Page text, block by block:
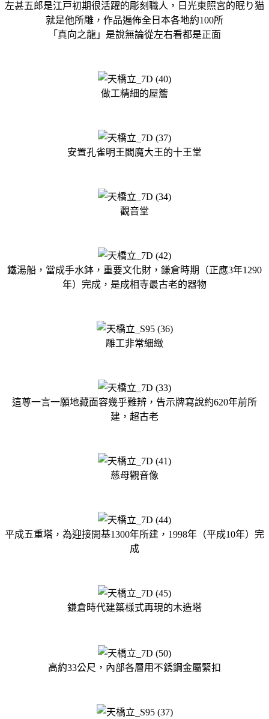
左甚五郎是江戸初期很活躍的彫刻職人，日光東照宮的眠り猫
就是他所雕，作品遍佈全日本各地約100所
「真向之龍」是說無論從左右看都是正面
做工精細的屋簷
安置孔雀明王閻魔大王的十王堂
觀音堂
鐵湯船，當成手水鉢，重要文化財，鎌倉時期 （正應3年1290
年）完成，是成相寺最古老的器物
雕工非常細緻
這尊一言一願地藏面容幾乎難辨，告示牌寫說約620年前所
建，超古老
慈母觀音像
平成五重塔，為迎接開基1300年所建， 1998年 （平成10年）完
成
鎌倉時代建築様式再現的木造塔
高約33公尺，內部各層用不銹鋼金屬緊扣